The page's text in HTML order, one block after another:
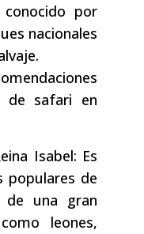
por
nacionales
de safari en
Isabel: Es
populares de
una gran
leones,